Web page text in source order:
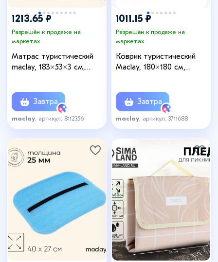
1213.65 ₽
Разрешён к продаже на
маркетах
Матрас туристический
maclay, 183×53×3 см,
Завтра
maclay , артикул: 8112356
1011.15 ₽
Разрешён к продаже на
маркетах
Коврик туристический
Maclay, 180×180 см,
Завтра
maclay , артикул: 3711688